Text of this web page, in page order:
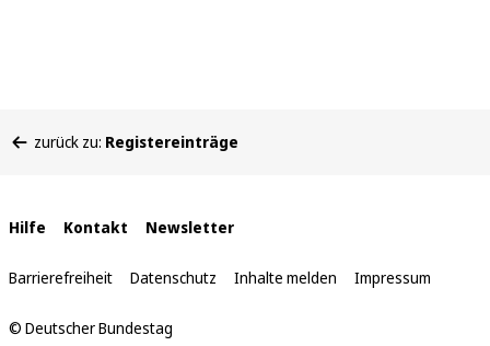
befinden
zurück zu: Registereinträge
Interne
Links
Hilfe Kontakt Newsletter
Barrierefreiheit Datenschutz Inhalte melden Impressum
© Deutscher Bundestag